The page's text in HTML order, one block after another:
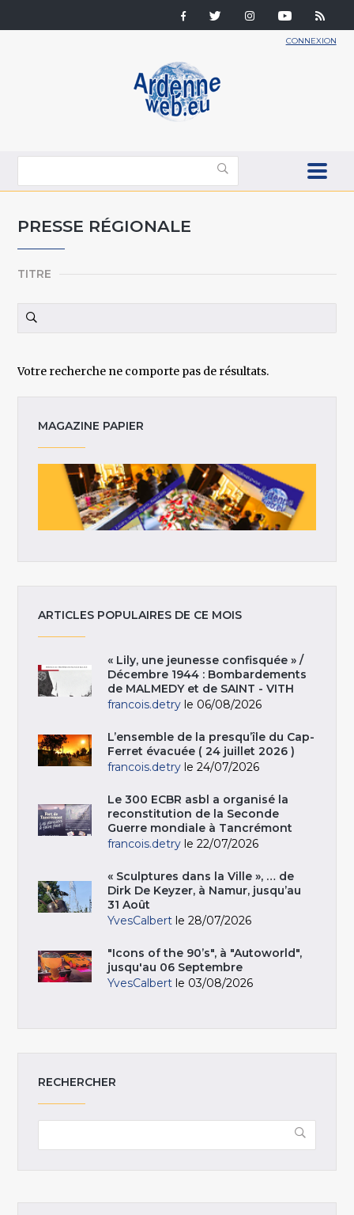
CONNEXION
PRESSE RÉGIONALE
TITRE
Votre recherche ne comporte pas de résultats.
MAGAZINE PAPIER
ARTICLES POPULAIRES DE CE MOIS
« Lily, une jeunesse confisquée » /
Décembre 1944 : Bombardements
de MALMEDY et de SAINT - VITH
francois.detry le 06/08/2026
L’ensemble de la presqu’île du Cap-
Ferret évacuée ( 24 juillet 2026 )
francois.detry le 24/07/2026
Le 300 ECBR asbl a organisé la
reconstitution de la Seconde
Guerre mondiale à Tancrémont
francois.detry le 22/07/2026
« Sculptures dans la Ville », … de
Dirk De Keyzer, à Namur, jusqu’au
31 Août
YvesCalbert le 28/07/2026
"Icons of the 90’s", à "Autoworld",
jusqu'au 06 Septembre
YvesCalbert le 03/08/2026
RECHERCHER